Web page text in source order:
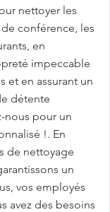
nettoyer les
conférence, les
en
impeccable
et en assurant un
détente
nous pour un
!. En
de nettoyage
un
vos employés
avez des besoins